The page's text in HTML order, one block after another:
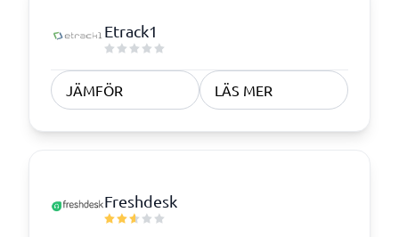
Etrack1
JÄMFÖR LÄS MER
Freshdesk